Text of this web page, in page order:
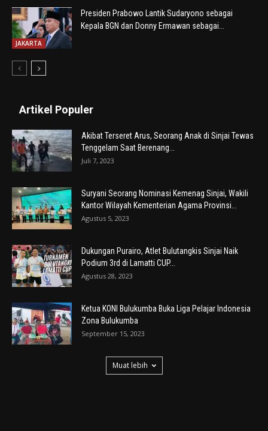
JAKARTA
Presiden Prabowo Lantik Sudaryono sebagai
Kepala BGN dan Donny Ermawan sebagai...
Artikel Populer
Akibat Terseret Arus, Seorang Anak di Sinjai Tewas
Tenggelam Saat Berenang...
Juli 7, 2023
Suryani Seorang Nominasi Kemenag Sinjai, Wakili
Kantor Wilayah Kementerian Agama Provinsi...
Agustus 5, 2023
Dukungan Purairo, Atlet Bulutangkis Sinjai Naik
Podium 3rd di Lamatti CUP...
Agustus 28, 2023
Ketua KONI Bulukumba Buka Liga Pelajar Indonesia
Zona Bulukumba
September 15, 2023
Muat lebih